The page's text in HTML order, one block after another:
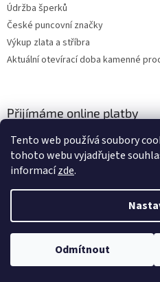
Tento web používá soubory
tohoto webu vyjadřujete
informacízde.
Odmítnout
Údržba šperků
České puncovní značky
Výkup zlata a stříbra
Aktuální otevírací doba kamenné
Přijímáme online platby
Copyright 2026ZLATO-MINERÁLY